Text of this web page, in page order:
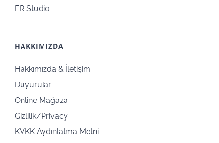
ER Studio
HAKKIMIZDA
Hakkımızda & İletişim
Duyurular
Online Mağaza
Gizlilik/Privacy
KVKK Aydınlatma Metni